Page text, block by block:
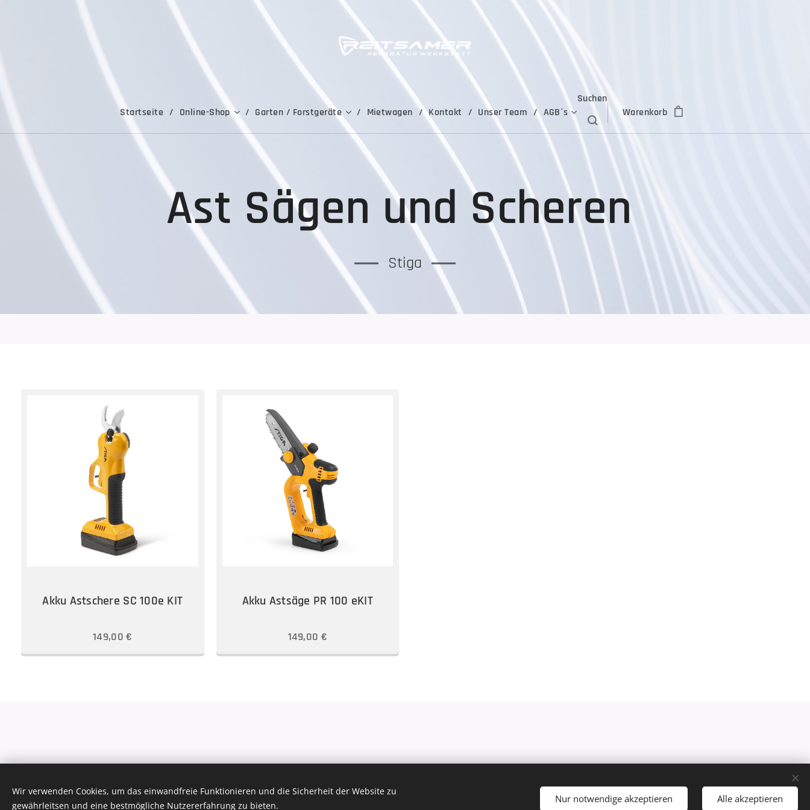
Startseite Online-Shop Garten / Forstgeräte Mietwagen Kontakt Unser Team AGB´s
Suchen
Warenkorb
Ast Sägen und Scheren
Stiga
Akku Astschere SC 100e KIT
149,00 €
Akku Astsäge PR 100 eKIT
149,00 €
Cookies
Wir verwenden Cookies, um das einwandfreie Funktionieren und die Sicherheit der Website zu
gewährleitsen und eine bestmögliche Nutzererfahrung zu bieten.
Nur notwendige akzeptieren Alle akzeptieren